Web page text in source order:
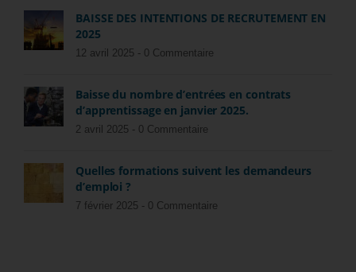
BAISSE DES INTENTIONS DE RECRUTEMENT EN
2025
12 avril 2025 - 0 Commentaire
Baisse du nombre d’entrées en contrats
d’apprentissage en janvier 2025.
2 avril 2025 - 0 Commentaire
Quelles formations suivent les demandeurs
d’emploi ?
7 février 2025 - 0 Commentaire